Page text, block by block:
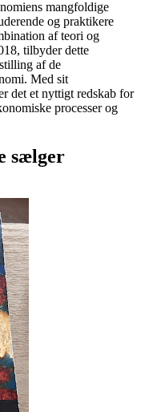
mangfoldige
og praktikere
af teori og
tilbyder dette
af de
Med sit
det et nyttigt redskab for
processer og
sælger